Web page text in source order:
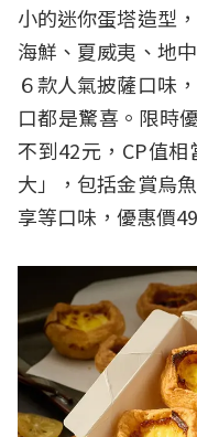
小的迷你蛋塔造型
海鮮、夏威夷、地
６款人氣披薩口味
口都是驚喜。限時
不到42元，CP值
大」，包括金賞烏
享等口味，優惠價